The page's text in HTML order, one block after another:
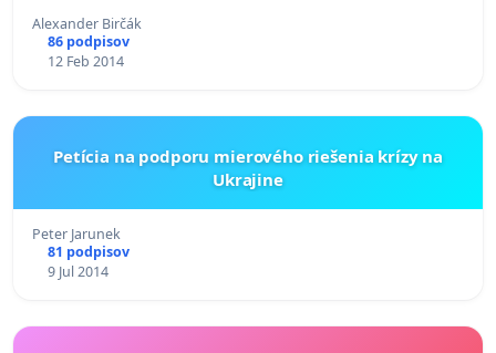
Alexander Birčák
86 podpisov
12 Feb 2014
Petícia na podporu mierového riešenia krízy na
Ukrajine
Peter Jarunek
81 podpisov
9 Jul 2014